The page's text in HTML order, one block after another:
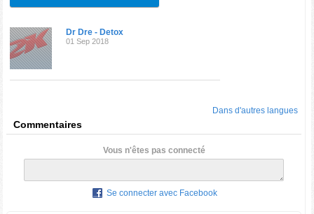
Dr Dre - Detox
01 Sep 2018
Dans d'autres langues
Commentaires
Vous n'êtes pas connecté
Se connecter avec Facebook